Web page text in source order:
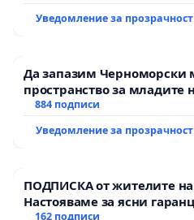
Уведомление за прозрачност
Да запазим Черноморски
пространство за младите
884 подписи
Уведомление за прозрачност
ПОДПИСКА от жителите
Настояваме за ясни
162 подписи